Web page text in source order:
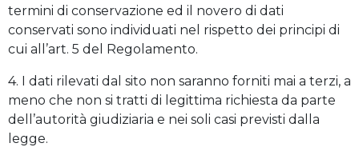
termini di conservazione ed il novero di dati
conservati sono individuati nel rispetto dei principi di
cui all’art. 5 del Regolamento.
4. I dati rilevati dal sito non saranno forniti mai a terzi, a
meno che non si tratti di legittima richiesta da parte
dell’autorità giudiziaria e nei soli casi previsti dalla
legge.